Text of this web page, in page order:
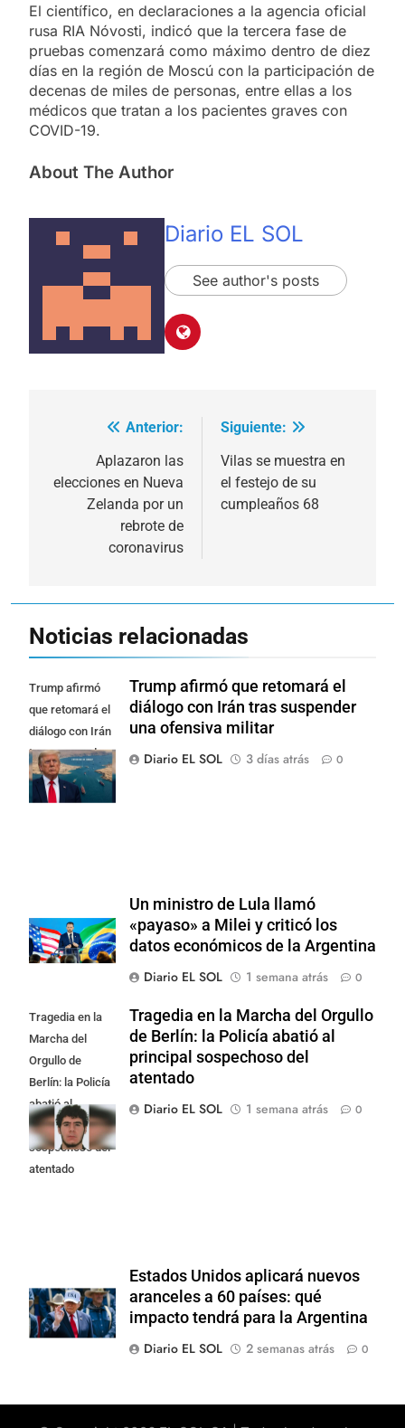
El científico, en declaraciones a la agencia oficial
rusa RIA Nóvosti, indicó que la tercera fase de
pruebas comenzará como máximo dentro de diez
días en la región de Moscú con la participación de
decenas de miles de personas, entre ellas a los
médicos que tratan a los pacientes graves con
COVID-19.
About The Author
Diario EL SOL
See author's posts
Navegación
entradas
Anterior:
Aplazaron las
elecciones en Nueva
Zelanda por un
rebrote de
coronavirus
Siguiente:
Vilas se muestra en
el festejo de su
cumpleaños 68
Noticias relacionadas
Trump afirmó
que retomará el
diálogo con Irán
tras suspender
una ofensiva
militar
Trump afirmó que retomará el
diálogo con Irán tras suspender
una ofensiva militar
Diario EL SOL
3 días atrás 0
Un ministro de Lula llamó
«payaso» a Milei y criticó los
datos económicos de la Argentina
Diario EL SOL
1 semana atrás 0
Tragedia en la
Marcha del
Orgullo de
Berlín: la Policía
abatió al
principal
sospechoso del
atentado
Tragedia en la Marcha del Orgullo
de Berlín: la Policía abatió al
principal sospechoso del
atentado
Diario EL SOL
1 semana atrás 0
Estados Unidos aplicará nuevos
aranceles a 60 países: qué
impacto tendrá para la Argentina
Diario EL SOL
2 semanas atrás 0